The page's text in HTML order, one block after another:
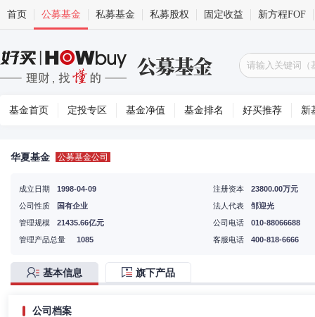
首页 公募基金 私募基金 私募股权 固定收益 新方程FOF
基金首页 定投专区 基金净值 基金排名 好买推荐 新
华夏基金 公募基金公司
成立日期
1998-04-09
公司性质
国有企业
注册资本
23800.00万元
法人代表
邹迎光
管理规模
21435.66亿元
管理产品总量
1085
公司电话
010-88066688
客服电话
400-818-6666
基本信息 旗下产品
公司档案